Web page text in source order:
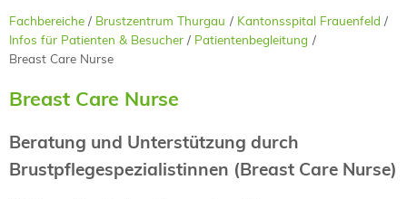
Fachbereiche Brustzentrum Thurgau
Kantonsspital Frauenfeld
Infos für Patienten & Besucher
Patientenbegleitung
Breast Care Nurse
Breast Care Nurse
Beratung und Unterstützung durch
Brustpflegespezialistinnen (Breast Care Nurse)